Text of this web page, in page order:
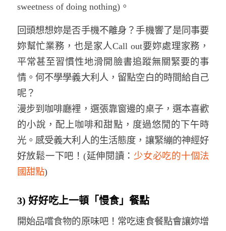
sweetness of doing nothing)。
回頭想想妳是否手機不離身？手機響了是同事要
妳幫忙業務，也是家人Call out要妳處理家務，
平常甚至習慣性地滑開臉書追蹤無關緊要的事
情。何不學學義大利人，留點空白的時間給自己
呢？
漫步到咖啡廳裡，選張靠窗邊的桌子，選本喜歡
的小說，配上咖啡和甜點，度過悠閒的下午時
光。感受義大利人的生活態度，讓緊繃的神經好
好放鬆一下吧！(延伸閱讀： 少女必吃的十個法
國甜點)
3) 好好吃上一頓「慢食」餐點
開始品嚐食物的原味吧！常吃速食餐點會讓妳增